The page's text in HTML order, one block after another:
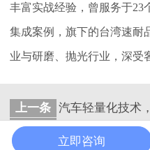
丰富实战经验，曾服务于23
集成案例，旗下的台湾速耐
业与研磨、抛光行业，深受
上一条 汽车轻量化技术，铝合金
下一条 知道气动铆钉枪与
立即咨询